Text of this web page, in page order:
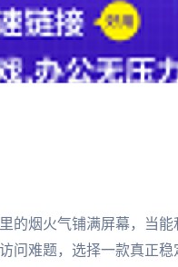
的烟火气铺满屏幕，当
问难题，选择一款真正